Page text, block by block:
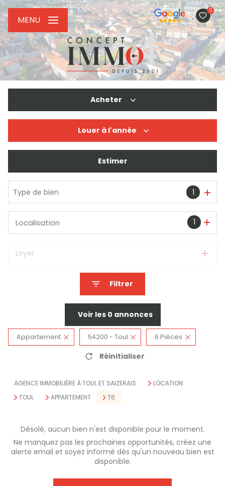
0
MENU
Acheter
De l'immo pro
Louer à l'année
De l'immo pro
Estimer
Type de bien 1
1
Localisation
Loyer
Filtrer
Voir les 0 annonces
Appartement 54200 - Toul 6 Pièces
Réinitialiser
AGENCE IMMOBILIÈRE À TOUL ET SAIZERAIS
LOCATION
TOUL
APPARTEMENT T6
Désolé, aucun bien n'est disponible pour le moment.
Ne manquez pas les prochaines opportunités, créez une
alerte email et soyez informé dès qu'un nouveau bien est
disponible.